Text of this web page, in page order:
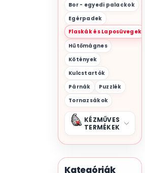
Bor - egyedi palackok
Egérpadek
Flaskák és Laposüvegek
Hűtőmágnes
Kötények
Kulcstartók
Párnák
Puzzlék
Tornazsákok
KÉZMŰVES
TERMÉKEK
Kategóriák